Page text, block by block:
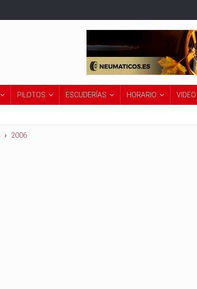
PILOTOS ESCUDERÍAS HORARIO VIDEO
2006